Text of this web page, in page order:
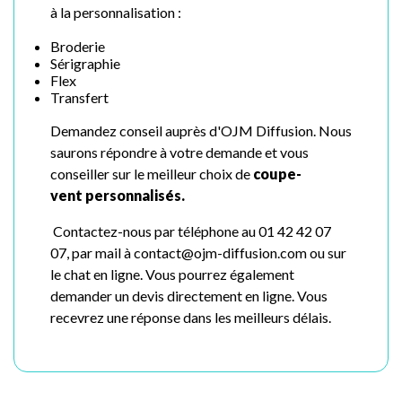
à la personnalisation :
Broderie
Sérigraphie
Flex
Transfert
Demandez conseil auprès d'OJM Diffusion. Nous
saurons répondre à votre demande et vous
conseiller sur le meilleur choix de coupe-
vent personnalisés.
Contactez-nous par téléphone au 01 42 42 07
07, par mail à contact@ojm-diffusion.com ou sur
le chat en ligne. Vous pourrez également
demander un devis directement en ligne. Vous
recevrez une réponse dans les meilleurs délais.